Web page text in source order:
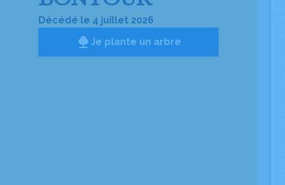
Décédé le 4 juillet 2026
Je plante un arbre